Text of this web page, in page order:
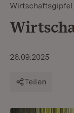
Wirtschaftsgipfel
26.09.2025
Teilen